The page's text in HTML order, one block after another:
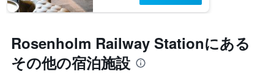
Rosenholm Railway Station​にある
その他の宿泊施設